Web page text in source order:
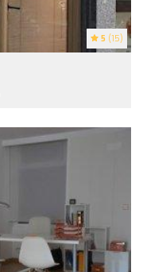
5 (15)